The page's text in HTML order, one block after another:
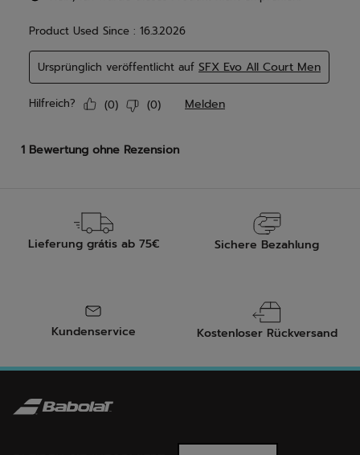
Lieferung grátis ab 75€ Sichere Bezahlung
Kundenservice Kostenloser Rückversand